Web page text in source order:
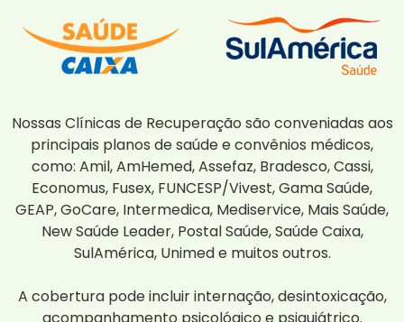
Nossas Clínicas de Recuperação são conveniadas aos
principais planos de saúde e convênios médicos,
como: Amil, AmHemed, Assefaz, Bradesco, Cassi,
Economus, Fusex, FUNCESP/Vivest, Gama Saúde,
GEAP, GoCare, Intermedica, Mediservice, Mais Saúde,
New Saúde Leader, Postal Saúde, Saúde Caixa,
SulAmérica, Unimed e muitos outros.
A cobertura pode incluir internação, desintoxicação,